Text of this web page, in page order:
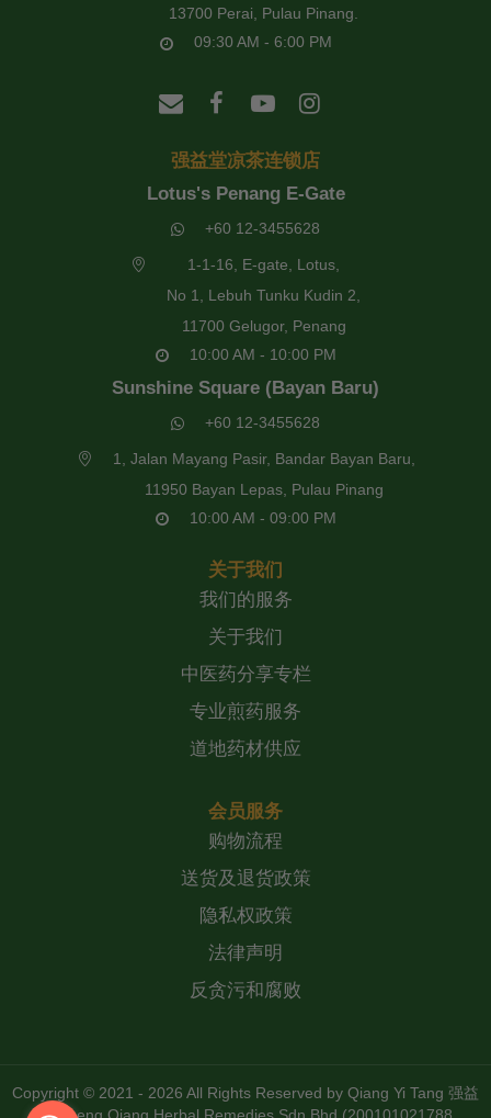
13700 Perai, Pulau Pinang.
09:30 AM - 6:00 PM
强益堂凉茶连锁店
Lotus's Penang E-Gate
+60 12-3455628
1-1-16, E-gate, Lotus,
No 1, Lebuh Tunku Kudin 2,
11700 Gelugor, Penang
10:00 AM - 10:00 PM
Sunshine Square (Bayan Baru)
+60 12-3455628
1, Jalan Mayang Pasir, Bandar Bayan Baru,
11950 Bayan Lepas, Pulau Pinang
10:00 AM - 09:00 PM
关于我们
我们的服务
关于我们
中医药分享专栏
专业煎药服务
道地药材供应
会员服务
购物流程
送货及退货政策
隐私权政策
法律声明
反贪污和腐败
Copyright © 2021 - 2026 All Rights Reserved by Qiang Yi Tang 强益